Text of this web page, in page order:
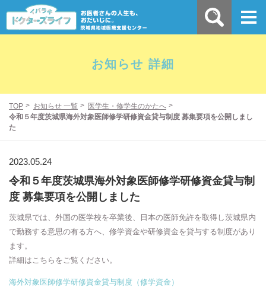
お知らせ 詳細
TOP お知らせ 一覧
医学生・修学生のかたへ
令和５年度茨城県海外対象医師修学研修資金貸与制度 募集要項を公開しまし
た
2023.05.24
令和５年度茨城県海外対象医師修学研修資金貸与制
度 募集要項を公開しました
茨城県では、外国の医学校を卒業後、日本の医師免許を取得し茨城県内
で勤務する意思の有る方へ、修学資金や研修資金を貸与する制度があり
ます。
詳細はこちらをご覧ください。
海外対象医師修学研修資金貸与制度（修学資金）